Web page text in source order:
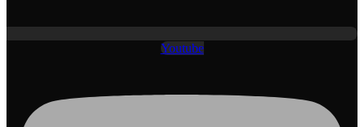
Youtube